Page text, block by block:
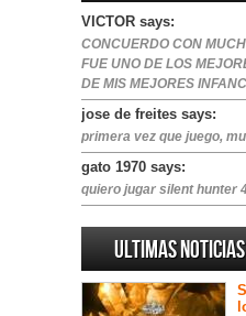
VICTOR says:
CONCUERDO CON
FUE UNO DE LOS
DE MIS MEJORES
jose de freites says:
primera vez que juego,
gato 1970 says:
quiero jugar silent hunter
Ultimas